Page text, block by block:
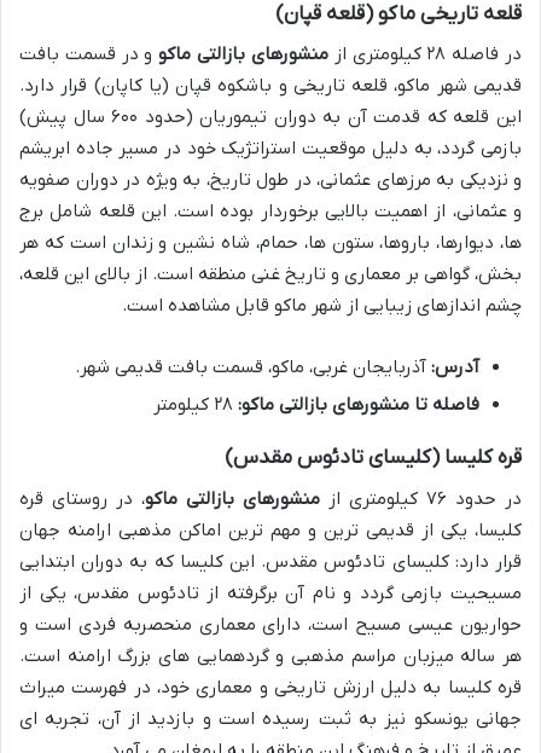
قلعه تاریخی ماکو (قلعه قپان)
در فاصله ۲۸ کیلومتری از منشورهای بازالتی ماکوو در قسمت بافت
قدیمی شهر ماکو، قلعه تاریخی و باشکوه قپان (یا کاپان) قرار دارد.
این قلعه که قدمت آن به دوران تیموریان (حدود ۶۰۰ سال پیش)
بازمی گردد، به دلیل موقعیت استراتژیک خود در مسیر جاده ابریشم
و نزدیکی به مرزهای عثمانی، در طول تاریخ، به ویژه در دوران صفویه
و عثمانی، از اهمیت بالایی برخوردار بوده است. این قلعه شامل برج
ها، دیوارها، باروها، ستون ها، حمام، شاه نشین و زندان است که هر
بخش، گواهی بر معماری و تاریخ غنی منطقه است. از بالای این قلعه،
چشم اندازهای زیبایی از شهر ماکو قابل مشاهده است.
آدرس: آذربایجان غربی، ماکو، قسمت بافت قدیمی شهر.
فاصله تا منشورهای بازالتی ماکو:
قره کلیسا (کلیسای تادئوس مقدس)
در حدود ۷۶ کیلومتری از منشورهای بازالتی ماکو، در روستای قره
کلیسا، یکی از قدیمی ترین و مهم ترین اماکن مذهبی ارامنه جهان
قرار دارد: کلیسای تادئوس مقدس. این کلیسا که به دوران ابتدایی
مسیحیت بازمی گردد و نام آن برگرفته از تادئوس مقدس، یکی از
حواریون عیسی مسیح است، دارای معماری منحصربه فردی است و
هر ساله میزبان مراسم مذهبی و گردهمایی های بزرگ ارامنه است.
قره کلیسا به دلیل ارزش تاریخی و معماری خود، در فهرست میراث
جهانی یونسکو نیز به ثبت رسیده است و بازدید از آن، تجربه ای